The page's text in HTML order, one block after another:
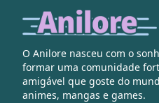
O Anilore nasceu com o
formar uma comunidade
amigável que goste do
animes, mangas e games.